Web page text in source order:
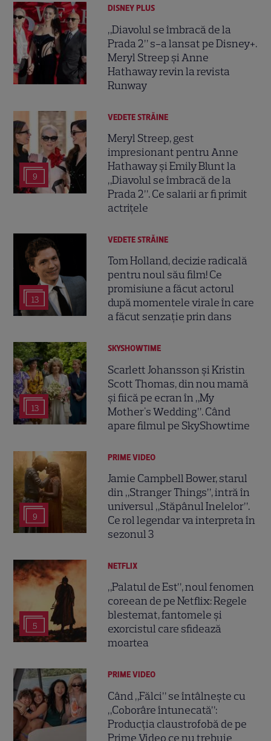
DISNEY PLUS
„Diavolul se îmbracă de la
Prada 2” s-a lansat pe Disney+.
Meryl Streep și Anne
Hathaway revin la revista
Runway
9
VEDETE STRĂINE
Meryl Streep, gest
impresionant pentru Anne
Hathaway și Emily Blunt la
„Diavolul se îmbracă de la
Prada 2”. Ce salarii ar fi primit
actrițele
13
VEDETE STRĂINE
Tom Holland, decizie radicală
pentru noul său film! Ce
promisiune a făcut actorul
după momentele virale în care
a făcut senzație prin dans
13
SKYSHOWTIME
Scarlett Johansson și Kristin
Scott Thomas, din nou mamă
și fiică pe ecran în „My
Mother's Wedding”. Când
apare filmul pe SkyShowtime
9
PRIME VIDEO
Jamie Campbell Bower, starul
din „Stranger Things”, intră în
universul „Stăpânul Inelelor”.
Ce rol legendar va interpreta în
sezonul 3
5
NETFLIX
„Palatul de Est”, noul fenomen
coreean de pe Netflix: Regele
blestemat, fantomele și
exorcistul care sfidează
moartea
PRIME VIDEO
Când „Fălci” se întâlnește cu
„Coborâre întunecată”:
Producția claustrofobă de pe
Prime Video ce nu trebuie